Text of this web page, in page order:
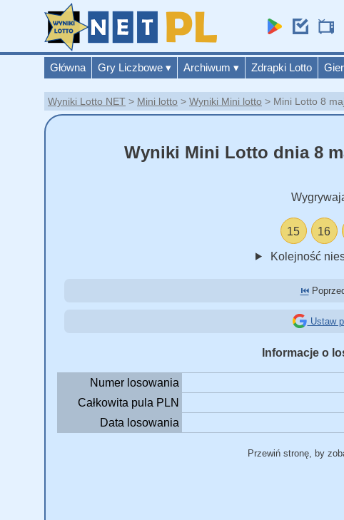
Główna Gry Liczbowe ▾ Archiwum ▾ Zdrapki Lotto
Wyniki Lotto NET Mini lotto Wyniki Mini lotto Mini Lotto 8
Wyniki Mini Lotto dnia 8
15 16
Kolejność
⏮️
Ustaw
Informacje o
Numer losowania
Całkowita pula PLN
Data losowania
Przewiń stronę, by